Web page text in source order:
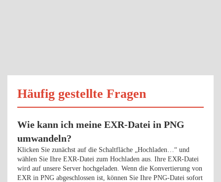
Häufig gestellte Fragen
Wie kann ich meine EXR-Datei in PNG
umwandeln?
Klicken Sie zunächst auf die Schaltfläche „Hochladen…“ und
wählen Sie Ihre EXR-Datei zum Hochladen aus. Ihre EXR-Datei
wird auf unsere Server hochgeladen. Wenn die Konvertierung von
EXR in PNG abgeschlossen ist, können Sie Ihre PNG-Datei sofort